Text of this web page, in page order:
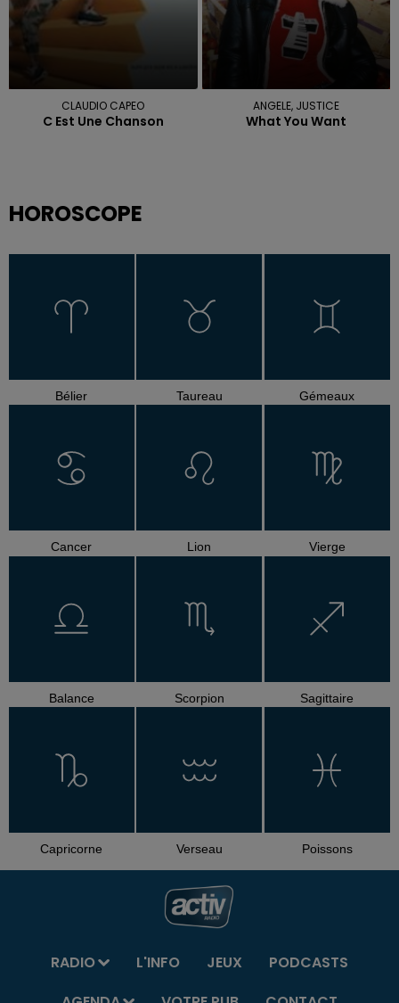
CLAUDIO CAPEO
C Est Une Chanson
ANGELE, JUSTICE
What You Want
HOROSCOPE
Bélier Taureau Gémeaux
Cancer Lion Vierge
Balance Scorpion Sagittaire
Capricorne Verseau Poissons
RADIO L'INFO JEUX
PODCASTS